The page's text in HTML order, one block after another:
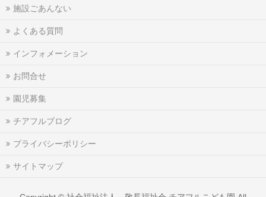
施設ごあんない
よくある質問
インフォメーション
お問合せ
園児募集
チアフルブログ
プライバシーポリシー
サイトマップ